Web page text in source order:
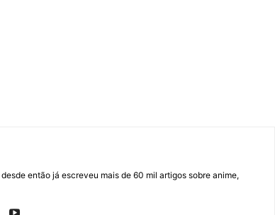
então já escreveu mais de 60 mil artigos sobre anime,